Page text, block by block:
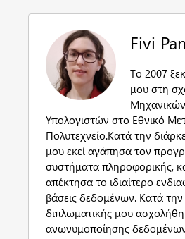
Fivi
Το 2007
μου στη
Υπολογιστών στο Εθνικό
Πολυτεχνείο.Κατά την
μου εκεί αγάπησα τον
συστήματα πληροφορικής,
απέκτησα το ιδιαίτερο
βάσεις δεδομένων. Κατά την
διπλωματικής μου
ανωνυμοποίησης